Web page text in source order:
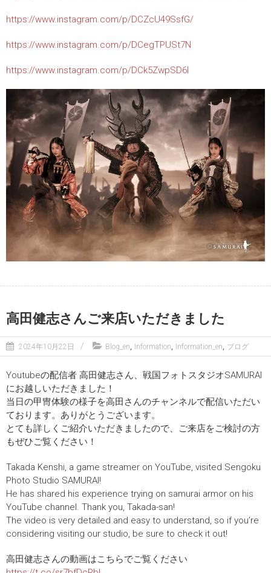
https://www.instagram.com/p/DCZcU49SsfG/
https://www.instagram.com/p/DCegTPUSt7N
https://www.instagram.com/p/DCk5ZwpSD6I
高田健志さんご来店いただきました
2024年10月22日 Blog_en, Information, Information_en, ブログ
Youtubeの配信者 高田健志さん、戦国フォトスタジオSAMURAI
にお越しいただきました！
当日の甲冑体験の様子を高田さんのチャンネルで配信いただい
ております。ありがとうございます。
とても詳しくご紹介いただきましたので、ご来店をご検討の方
もぜひご覧ください！
Takada Kenshi, a game streamer on YouTube, visited Sengoku
Photo Studio SAMURAI!
He has shared his experience trying on samurai armor on his
YouTube channel. Thank you, Takada-san!
The video is very detailed and easy to understand, so if you’re
considering visiting our studio, be sure to check it out!
高田健志さんの動画はこちらでご覧ください